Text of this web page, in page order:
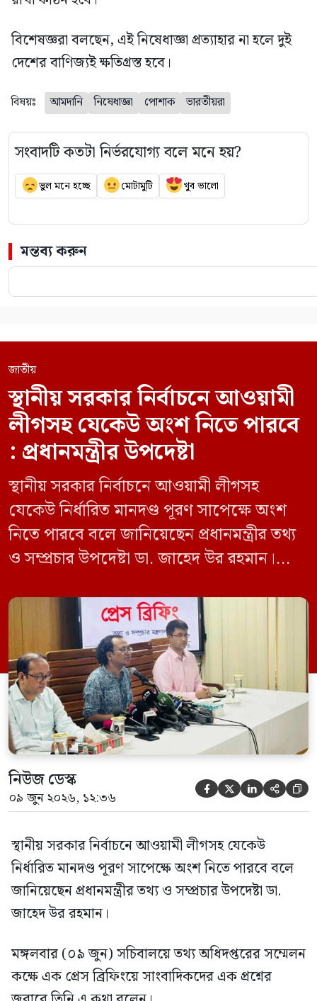
বিশেষজ্ঞরা বলছেন, এই নিষেধাজ্ঞা প্রত্যাহার না হলে দুই
দেশের বাণিজ্যই ক্ষতিগ্রস্ত হবে।
বিষয়ঃ আমদানি নিষেধাজ্ঞা পোশাক ভারতীয়রা
সংবাদটি কতটা নির্ভরযোগ্য বলে মনে হয়?
ভুল মনে হচ্ছে মোটামুটি খুব ভালো
মন্তব্য করুন
জাতীয়
স্থানীয় সরকার নির্বাচনে আওয়ামী
লীগসহ যেকেউ অংশ নিতে পারবে
: প্রধানমন্ত্রীর উপদেষ্টা
স্থানীয় সরকার নির্বাচনে আওয়ামী লীগসহ
যেকেউ নির্ধারিত মানদণ্ড পূরণ সাপেক্ষে অংশ
নিতে পারবে বলে জানিয়েছেন প্রধানমন্ত্রীর তথ্য
ও সম্প্রচার উপদেষ্টা ডা. জাহেদ উর রহমান।
সম্মেলন কক্ষে এক প্রেস ব্রিফিংয়ে সাংবাদিকদের
এক প্রশ্নের জবাবে তিনি এ কথা বলেন।
নিউজ ডেস্ক
০৯ জুন ২০২৬, ১২:৩৬     
স্থানীয় সরকার নির্বাচনে আওয়ামী লীগসহ যেকেউ
নির্ধারিত মানদণ্ড পূরণ সাপেক্ষে অংশ নিতে পারবে বলে
জানিয়েছেন প্রধানমন্ত্রীর তথ্য ও সম্প্রচার উপদেষ্টা ডা.
জাহেদ উর রহমান।
মঙ্গলবার (০৯ জুন) সচিবালয়ে তথ্য অধিদপ্তরের সম্মেলন
কক্ষে এক প্রেস ব্রিফিংয়ে সাংবাদিকদের এক প্রশ্নের